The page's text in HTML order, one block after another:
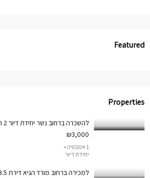
Featured
Properties
להשכרה ברחוב נשר יחידת דיור 2 חדרים
₪3,000
1 אמבטיה •
יחידת דיור
למכירה ברחוב מורד הגיא דירת 3.5 חדרים